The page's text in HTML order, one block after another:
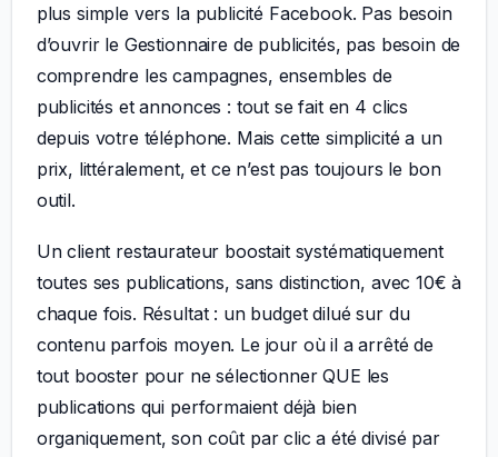
plus simple vers la publicité Facebook. Pas besoin
d’ouvrir le Gestionnaire de publicités, pas besoin de
comprendre les campagnes, ensembles de
publicités et annonces : tout se fait en 4 clics
depuis votre téléphone. Mais cette simplicité a un
prix, littéralement, et ce n’est pas toujours le bon
outil.
Un client restaurateur boostait systématiquement
toutes ses publications, sans distinction, avec 10€ à
chaque fois. Résultat : un budget dilué sur du
contenu parfois moyen. Le jour où il a arrêté de
tout booster pour ne sélectionner QUE les
publications qui performaient déjà bien
organiquement, son coût par clic a été divisé par